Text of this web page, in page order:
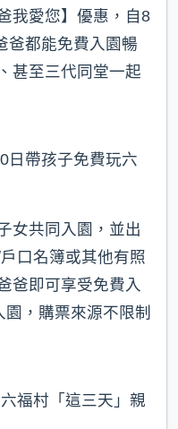
我愛您】優惠，自8
爸都能免費入園暢
甚至三代同堂一起
日帶孩子免費玩六
女共同入園，並出
口名簿或其他有照
爸即可享受免費入
，購票來源不限制
福村「這三天」親